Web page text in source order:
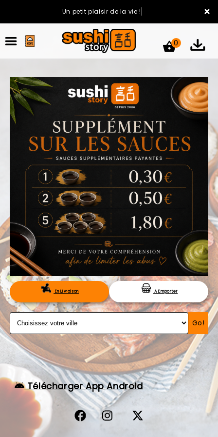
×
Un petit plaisir de la vie !
ACCUEIL
LA CARTE
VOTRE COMPTE
NOTRE RESTAURANT
VOS AVIS
MENTIONS LÉGALES
C.G.V
RÉSERVATION
0
En Livraison A Emporter
Go!
Télécharger App Android